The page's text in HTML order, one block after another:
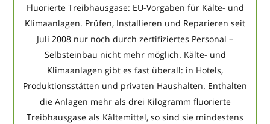
Fluorierte Treibhausgase: EU-Vorgaben für Kälte- und
Klimaanlagen. Prüfen, Installieren und Reparieren seit
Juli 2008 nur noch durch zertifiziertes Personal –
Selbsteinbau nicht mehr möglich. Kälte- und
Klimaanlagen gibt es fast überall: in Hotels,
Produktionsstätten und privaten Haushalten. Enthalten
die Anlagen mehr als drei Kilogramm fluorierte
Treibhausgase als Kältemittel, so sind sie mindestens